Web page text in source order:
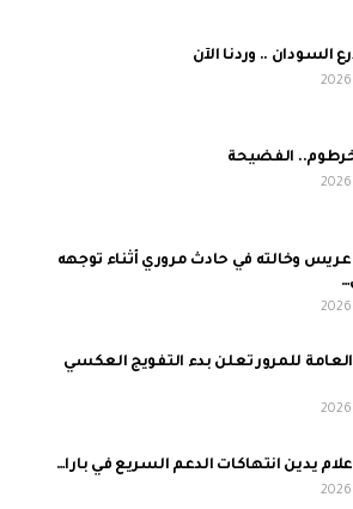
السودان .. وردنا الآن
الفضيحة
وخالته في حادث مروري أثناء توجهه
العامة للمرور تعلن بدء التفويج العكسي
يدين انتهاكات الدعم السريع في بارا…